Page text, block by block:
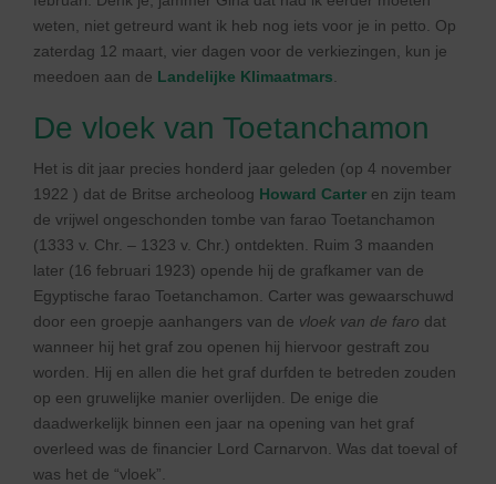
weten, niet getreurd want ik heb nog iets voor je in petto. Op
zaterdag 12 maart, vier dagen voor de verkiezingen, kun je
meedoen aan de Landelijke Klimaatmars
De vloek van Toetanchamon
Het is dit jaar precies honderd jaar geleden (op 4 november
1922 ) dat de Britse archeoloog Howard Carter en zijn team
de vrijwel ongeschonden tombe van farao Toetanchamon
(1333 v. Chr. – 1323 v. Chr.) ontdekten. Ruim 3 maanden
later (16 februari 1923) opende hij de grafkamer van de
Egyptische farao Toetanchamon. Carter was gewaarschuwd
door een groepje aanhangers van de vloek van de faro dat
wanneer hij het graf zou openen hij hiervoor gestraft zou
worden. Hij en allen die het graf durfden te betreden zouden
op een gruwelijke manier overlijden. De enige die
daadwerkelijk binnen een jaar na opening van het graf
overleed was de financier Lord Carnarvon. Was dat toeval of
was het de “vloek”.